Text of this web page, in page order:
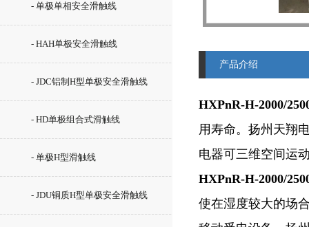
- 单极单相安全滑触线
- HAH单极安全滑触线
- JDC铝制H型单极安全滑触线
- HD单极组合式滑触线
- 单极H型滑触线
- JDU铜质H型单极安全滑触线
产品介绍
HXPnR-H-2000/
用寿命。扬州天翔
电器可三维空间运
HXPnR-H-2000/
使在湿度较大的场